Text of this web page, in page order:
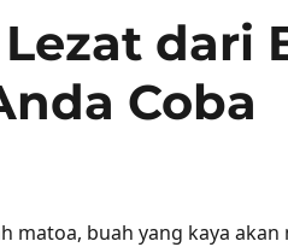
dari
Coba
matoa, buah yang kaya